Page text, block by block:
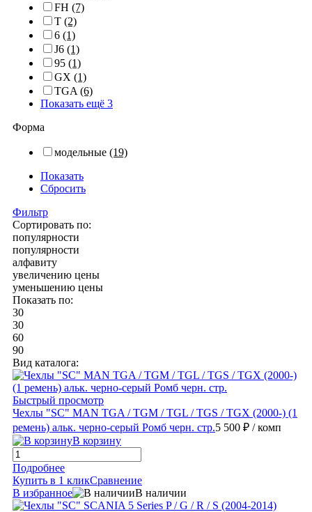
FH (7)
T (2)
6 (1)
J6 (1)
95 (1)
GX (1)
TGA (6)
Показать ещё 3
Форма
модельные (19)
Показать
Сбросить
Фильтр
Сортировать по:
популярности
популярности
алфавиту
увеличению цены
уменьшению цены
Показать по:
30
30
60
90
Вид каталога:
Быстрый просмотр
Чехлы "SC" MAN TGA / TGM / TGL / TGS / TGX (2000-) (1
ремень) альк. черно-серый Ромб черн. стр.5 500 ₽ / комп
В корзину
Подробнее
Купить в 1 кликСравнение
В избранное
В наличии